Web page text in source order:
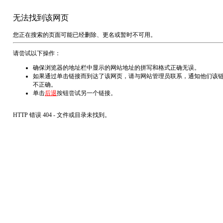
无法找到该网页
您正在搜索的页面可能已经删除、更名或暂时不可用。
请尝试以下操作：
确保浏览器的地址栏中显示的网站地址的拼写和格式正确无误。
如果通过单击链接而到达了该网页，请与网站管理员联系，通知他们该
不正确。
单击后退按钮尝试另一个链接。
HTTP 错误 404 - 文件或目录未找到。